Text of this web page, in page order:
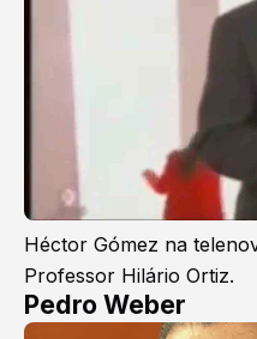
Héctor Gómez na
Professor Hilário Ortiz.
Pedro Weber